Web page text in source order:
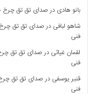
بانو هادی درصدای تق تق چرخ
شاهو لبافی درصدای تق تق
فنی
لقمان غیاثی درصدای تق تق
فنی
قنبر یوسفی درصدای تق تق
فنی